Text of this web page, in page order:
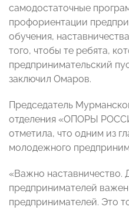
самодостаточные
профориентации
обучения,
того, чтобы те ребята,
предпринимательский
заключил Омаров.
Председатель
отделения «ОПОРЫ
отметила, что одним из
молодежного
«Важно наставничество.
предпринимателей
предпринимателей. Это